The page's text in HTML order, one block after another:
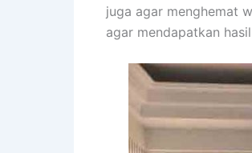
juga agar menghemat
agar mendapatkan